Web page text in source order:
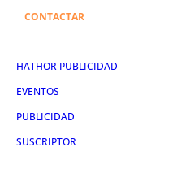
CONTACTAR
HATHOR PUBLICIDAD
EVENTOS
PUBLICIDAD
SUSCRIPTOR